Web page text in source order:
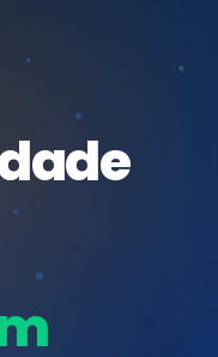
que
em ISO 27001,